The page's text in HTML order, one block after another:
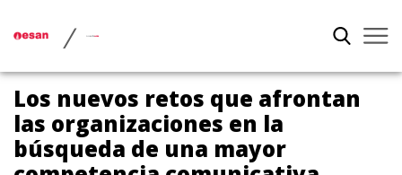
/
Los nuevos retos que afrontan
las organizaciones en la
búsqueda de una mayor